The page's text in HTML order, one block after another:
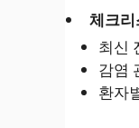
체크
최신
감염
환자